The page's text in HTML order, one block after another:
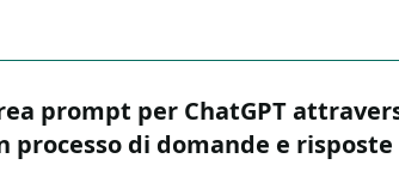
prompt per ChatGPT
processo di domande e risposte